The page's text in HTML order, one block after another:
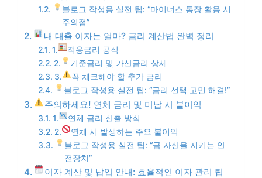
블로그 작성용 실전 팁: “마이너스 통장 활용 시
주의점”
내 대출 이자는 얼마? 금리 계산법 완벽 정리
1.
적용금리 공식
2.
기준금리 및 가산금리 상세
3.
꼭 체크해야 할 추가 금리
블로그 작성용 실전 팁: “금리 선택 고민 해결!”
주의하세요! 연체 금리 및 미납 시 불이익
1.
연체 금리 산출 방식
2.
연체 시 발생하는 주요 불이익
블로그 작성용 실전 팁: “금 자산을 지키는 안
전장치”
이자 계산 및 납입 안내: 효율적인 이자 관리 팁